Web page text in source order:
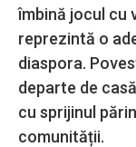
îmbină jocul cu
reprezintă o
diaspora.
departe de
cu sprijinul
comunității.